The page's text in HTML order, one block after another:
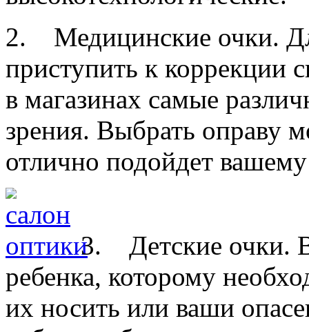
2. Медицинские очки.
приступить к коррекции
в магазинах самые
зрения. Выбрать оправу
отлично подойдет вашему
3. Детские очки.
ребенка, которому
их носить или ваши